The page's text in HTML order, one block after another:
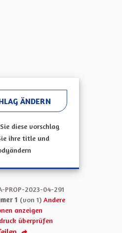
ÄNDERN
diese vorschlag
ihre title und
PROP-2023-04-291
1 (von 1) Andere
anzeigen
überprüfen